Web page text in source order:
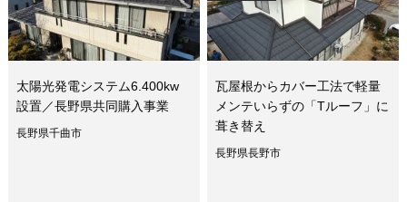
太陽光発電システム6.400kw
設置／長野県共同購入事業
長野県千曲市
瓦屋根からカバー工法で軽量
メンテいらずの「Tルーフ」に
葺き替え
長野県長野市